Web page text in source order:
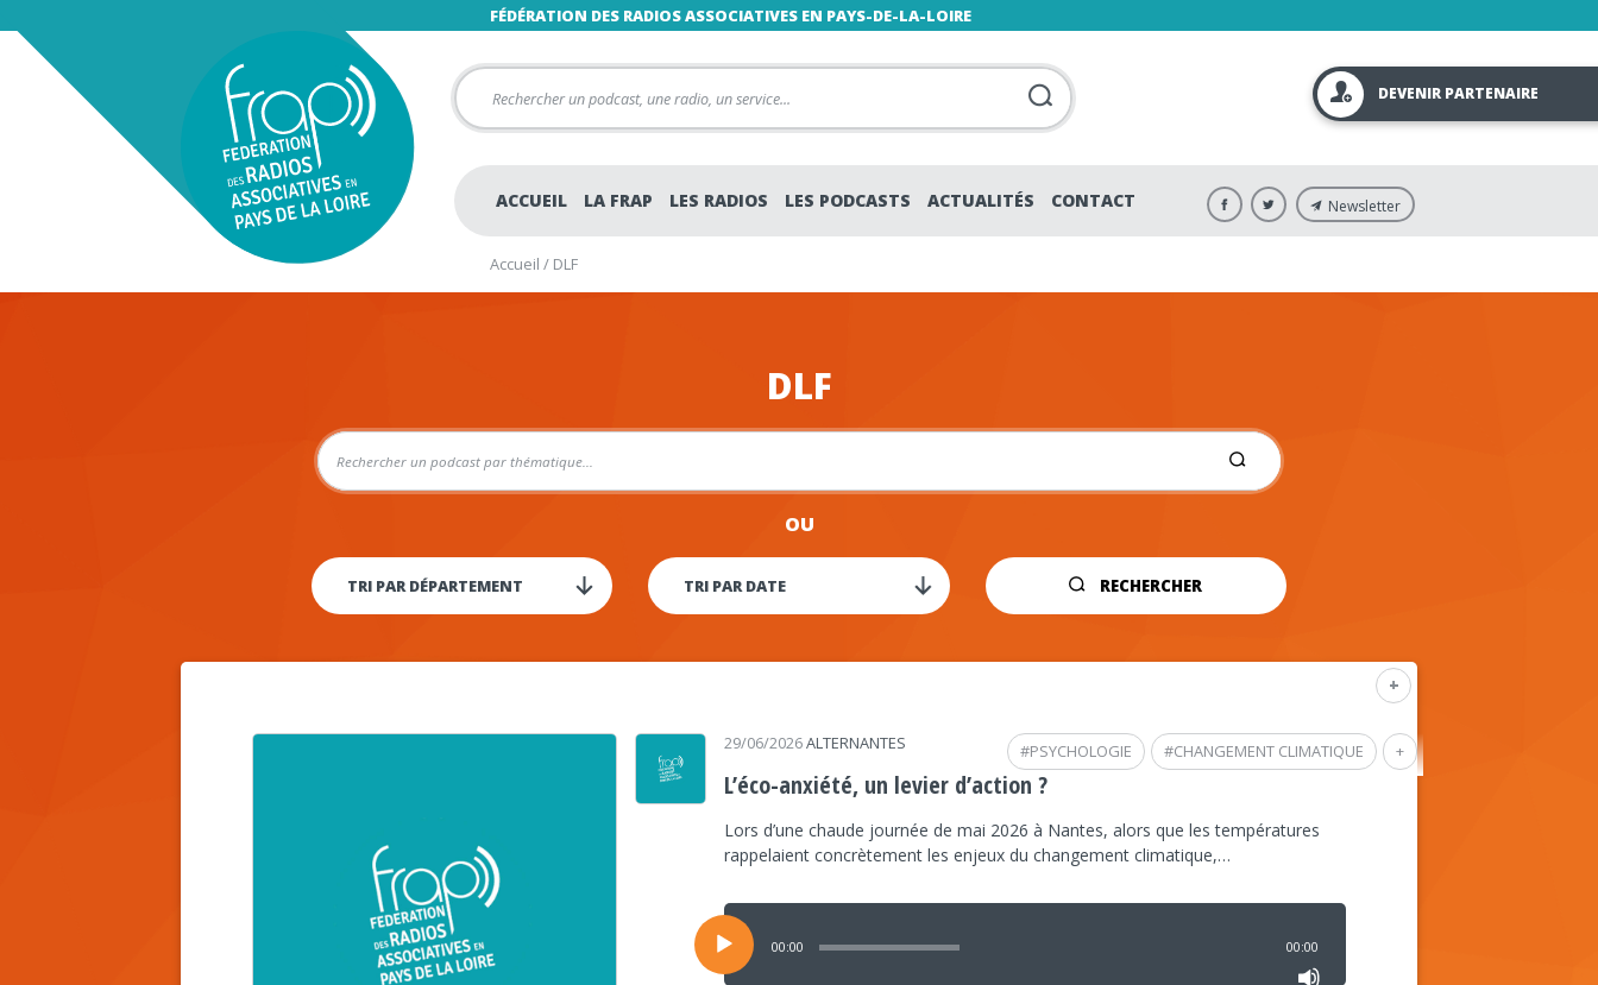
FÉDÉRATION DES RADIOS ASSOCIATIVES EN PAYS-DE-LA-LOIRE
DEVENIR PARTENAIRE
ACCUEIL LA FRAP LES RADIOS LES PODCASTS ACTUALITÉS CONTACT Newsletter
Accueil / DLF
DLF
OU
RECHERCHER
+
+
#CHANGEMENT CLIMATIQUE
#PSYCHOLOGIE
29/06/2026ALTERNANTES
L’éco-anxiété, un levier d’action ?
Lors d’une chaude journée de mai 2026 à Nantes, alors que les températures
rappelaient concrètement les enjeux du changement climatique,…
Lecteur
audio
00:00 00:00